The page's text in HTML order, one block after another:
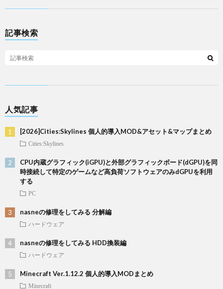
記事検索
人気記事
[2026]Cities:Skylines 個人的導入MOD&アセット&マップまとめ
Cities:Skylines
CPU内蔵グラフィック(iGPU)と外部グラフィックボード(dGPU)を同
時接続して特定のゲームなど高負荷ソフトウェアのみdGPUを利用
する
PC
nasneの修理をしてみる 分解編
ハードウェア
nasneの修理をしてみる HDD換装編
ハードウェア
Minecraft Ver.1.12.2 個人的導入MODまとめ
Minecraft